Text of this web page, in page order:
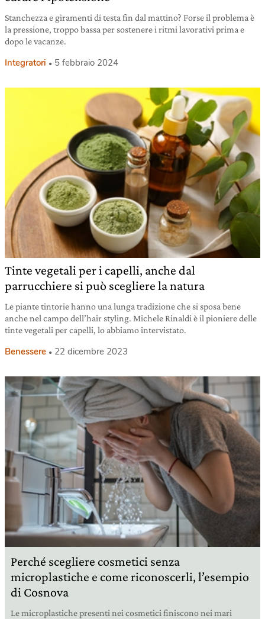
Stanchezza e giramenti di testa fin dal mattino? Forse il problema è
la pressione, troppo bassa per sostenere i ritmi lavorativi prima e
dopo le vacanze.
Integratori 5 febbraio 2024
Tinte vegetali per i capelli, anche dal
parrucchiere si può scegliere la natura
Le piante tintorie hanno una lunga tradizione che si sposa bene
anche nel campo dell’hair styling. Michele Rinaldi è il pioniere delle
tinte vegetali per capelli, lo abbiamo intervistato.
Benessere 22 dicembre 2023
Perché scegliere cosmetici senza
microplastiche e come riconoscerli, l’esempio
di Cosnova
Le microplastiche presenti nei cosmetici finiscono nei mari